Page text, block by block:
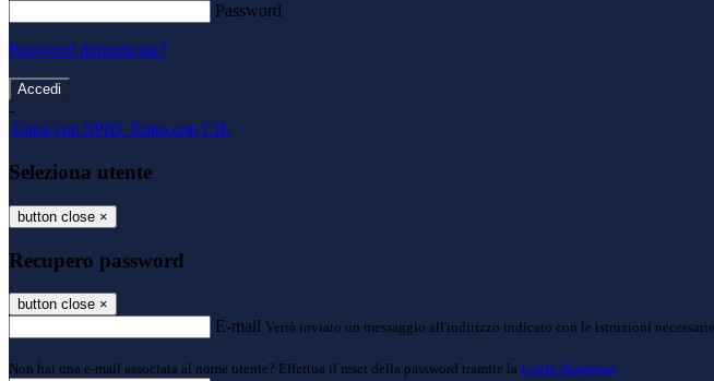
Password
Password dimenticata?
-
Entra con SPID Entra con CIE
Seleziona utente
button close ×
Recupero password
button close ×
E-mail Verrà inviato un messaggio all'indirizzo indicato con le istruzioni
Non hai una e-mail associata al nome utente? Effettua il reset della password tramite la Login Spaggiari